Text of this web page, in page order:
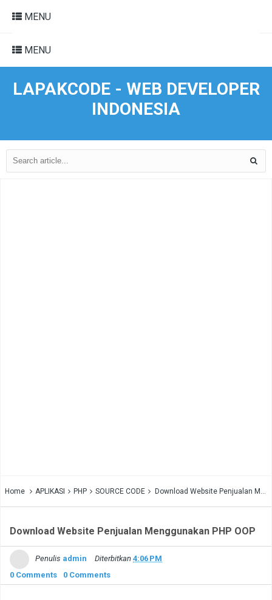
MENU
MENU
LAPAKCODE - WEB DEVELOPER
INDONESIA
Home APLIKASI PHP SOURCE CODE Download Website Penjualan Menggunakan PHP OOP
Download Website Penjualan Menggunakan PHP OOP
Penulis admin Diterbitkan 4:06 PM
0 Comments
0 Comments